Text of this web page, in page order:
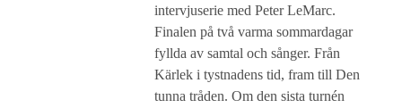
intervjuserie med Peter LeMarc.
Finalen på två varma sommardagar
fyllda av samtal och sånger. Från
Kärlek i tystnadens tid, fram till Den
tunna tråden. Om den sista turnén